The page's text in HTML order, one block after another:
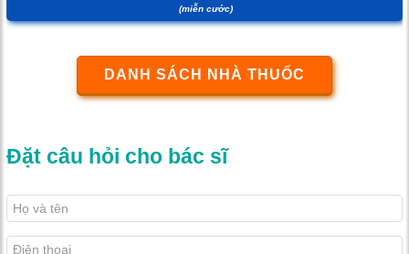
(miễn cước)
DANH SÁCH NHÀ THUỐC
Đặt câu hỏi cho bác sĩ